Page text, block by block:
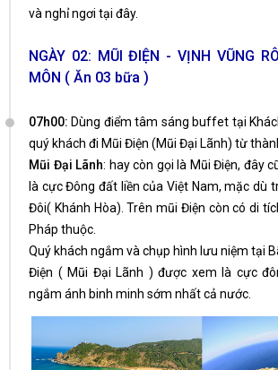
và nghỉ ngơi tại đây.
NGÀY 02: MŨI ĐIỆN - VỊNH VŨNG
MÔN ( Ăn 03 bữa )
07h00: Dùng điểm tâm sáng buffet tại
quý khách đi Mũi Điện (Mũi Đại Lãnh) từ
Mũi Đại Lãnh: hay còn gọi là Mũi Điện, đây
là cực Đông đất liền của Việt Nam, mặc dù
Đôi( Khánh Hòa). Trên mũi Điện còn có di
Pháp thuộc.
Quý khách ngắm và chụp hình lưu niệm tại
Điện ( Mũi Đại Lãnh ) được xem là cực
ngắm ánh binh minh sớm nhất cả nước.